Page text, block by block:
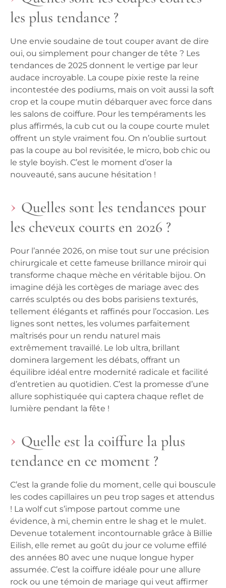
les plus tendance ?
Une envie soudaine de tout couper avant de dire
oui, ou simplement pour changer de tête ? Les
tendances de 2025 donnent le vertige par leur
audace incroyable. La coupe pixie reste la reine
incontestée des podiums, mais on voit aussi la soft
crop et la coupe mutin débarquer avec force dans
les salons de coiffure. Pour les tempéraments les
plus affirmés, la cub cut ou la coupe courte mulet
offrent un style vraiment fou. On n’oublie surtout
pas la coupe au bol revisitée, le micro, bob chic ou
le style boyish. C’est le moment d’oser la
nouveauté, sans aucune hésitation !
Quelles sont les tendances pour
les cheveux courts en 2026 ?
Pour l’année 2026, on mise tout sur une précision
chirurgicale et cette fameuse brillance miroir qui
transforme chaque mèche en véritable bijou. On
imagine déjà les cortèges de mariage avec des
carrés sculptés ou des bobs parisiens texturés,
tellement élégants et raffinés pour l’occasion. Les
lignes sont nettes, les volumes parfaitement
maîtrisés pour un rendu naturel mais
extrêmement travaillé. Le lob ultra, brillant
dominera largement les débats, offrant un
équilibre idéal entre modernité radicale et facilité
d’entretien au quotidien. C’est la promesse d’une
allure sophistiquée qui captera chaque reflet de
lumière pendant la fête !
Quelle est la coiffure la plus
tendance en ce moment ?
C’est la grande folie du moment, celle qui bouscule
les codes capillaires un peu trop sages et attendus
! La wolf cut s’impose partout comme une
évidence, à mi, chemin entre le shag et le mulet.
Devenue totalement incontournable grâce à Billie
Eilish, elle remet au goût du jour ce volume effilé
des années 80 avec une nuque longue hyper
assumée. C’est la coiffure idéale pour une allure
rock ou une témoin de mariage qui veut affirmer